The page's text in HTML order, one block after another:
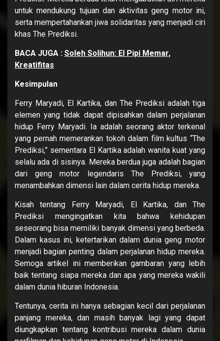
untuk mendukung tujuan dan aktivitas geng motor ini,
serta mempertahankan jiwa solidaritas yang menjadi ciri
khas The Prediksi.
BACA JUGA : Soleh Solihun: El Pipi Memar,
Kreatifitas
Kesimpulan
Ferry Maryadi, El Kartika, dan The Prediksi adalah tiga
elemen yang tidak dapat dipisahkan dalam perjalanan
hidup Ferry Maryadi. Ia adalah seorang aktor terkenal
yang pernah memerankan tokoh dalam film kultus “The
Prediksi,” sementara El Kartika adalah wanita kuat yang
selalu ada di sisinya. Mereka berdua juga adalah bagian
dari geng motor legendaris The Prediksi, yang
menambahkan dimensi lain dalam cerita hidup mereka.
Kisah tentang Ferry Maryadi, El Kartika, dan The
Prediksi mengingatkan kita bahwa kehidupan
seseorang bisa memiliki banyak dimensi yang berbeda.
Dalam kasus ini, ketertarikan dalam dunia geng motor
menjadi bagian penting dalam perjalanan hidup mereka.
Semoga artikel ini memberikan gambaran yang lebih
baik tentang siapa mereka dan apa yang mereka wakili
dalam dunia hiburan Indonesia.
Tentunya, cerita ini hanya sebagian kecil dari perjalanan
panjang mereka, dan masih banyak lagi yang dapat
diungkapkan tentang kontribusi mereka dalam dunia